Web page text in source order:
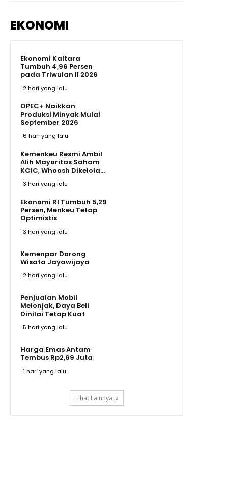
EKONOMI
Ekonomi Kaltara
Tumbuh 4,96 Persen
pada Triwulan II 2026
2 hari yang lalu
OPEC+ Naikkan
Produksi Minyak Mulai
September 2026
6 hari yang lalu
Kemenkeu Resmi Ambil
Alih Mayoritas Saham
KCIC, Whoosh Dikelola...
3 hari yang lalu
Ekonomi RI Tumbuh 5,29
Persen, Menkeu Tetap
Optimistis
3 hari yang lalu
Kemenpar Dorong
Wisata Jayawijaya
2 hari yang lalu
Penjualan Mobil
Melonjak, Daya Beli
Dinilai Tetap Kuat
5 hari yang lalu
Harga Emas Antam
Tembus Rp2,69 Juta
1 hari yang lalu
Lihat Lainnya